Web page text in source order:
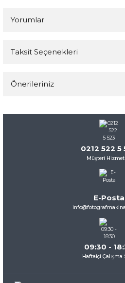
Yorumlar
Taksit Seçenekleri
Önerileriniz
konularda yetersiz gördüğünüz
kullanarak tarafımıza iletebilirsiniz.
Görüş ve önerileriniz için teşekkür
Ürün resmi kalitesiz, bozuk veya
Ürün açıklamasında eksik bilgiler
Ürün fiyatı diğer sitelerden daha
0212 522 5
Müşteri
E-Posta
09:30 -
Haftaiçi Çalışma